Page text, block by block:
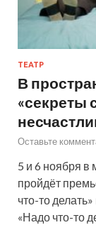
ТЕАТР
В
«секреты
Оставьте
5 и 6 ноября в
пройдёт
что-то
«Надо что-то